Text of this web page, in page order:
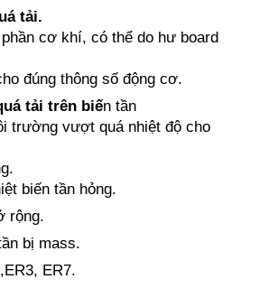
tải.
cơ khí, có thể do hư board
đúng thông số động cơ.
tải trên biến tần
trường vượt quá nhiệt độ cho
biến tần hỏng.
rộng.
bị mass.
ER7.